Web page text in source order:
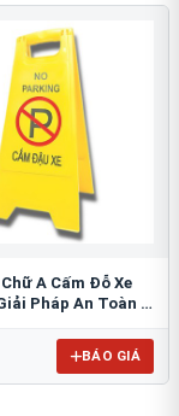
A Cấm Đỗ Xe
Pháp An Toàn &
BÁO GIÁ